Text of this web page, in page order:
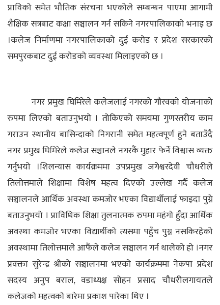
प्राविको समेत भौतिक संरचना भएकोले सम्बन्धन पाएमा आगामी
शैक्षिक सत्रबाट कक्षा सञ्चालन गर्न सकिने नगरपालिकाको भनाइ छ
।कलेज निर्माणमा नगरपालिकाको दुई करोड र प्रदेश सरकारको
समपुरकबाट दुई करोडको व्यवस्था मिलाइएको छ ।
नगर प्रमुख घिमिरेले कलेजलाई नगरको गौरवको योजनाको
रुपमा लिएको बताउनुभयो । तोकिएको समयमा गुणस्तरीय काम
गराउन स्थानीय बासिन्दाको निगरानी समेत महत्वपूर्ण हुने बताउँदै
नगर प्रमुख घिमिरेले कलेज सञ्चानले नगरकैं मुहार फेर्ने विश्वास व्यक्त
गर्नुभयो ।शिलन्यास कार्यक्रममा उपप्रमुख जगेश्वरदेवी चौधरीले
तिलोत्तमाले शिक्षामा विशेष महत्व दिएको उल्लेख गर्दै कलेज
सञ्चालनले आर्थिक अवस्था कमजोर भएका विद्यार्थीलाई फाइदा पुग्ने
बताउनुभयो । प्राविधिक शिक्षा तुलनात्मक रुपमा महंगो हुँदा आर्थिक
अवस्था कमजोर भएका विद्यार्थीको त्यसमा पहुँच पुग्न नसकिरहेको
अवस्थामा तिलोत्तमाले आफैंले कलेज सञ्चालन गर्न थालेको हो ।नगर
प्रवक्ता सुरेन्द्र श्रीको सञ्चालनमा भएको कार्यक्रममा नेकपा प्रदेश
सदस्य अनुप बराल, वडाध्यक्ष सोहन प्रसाद चौधरीलगायतले
कलेजको महत्वको बारेमा प्रकाश पारेका थिए ।